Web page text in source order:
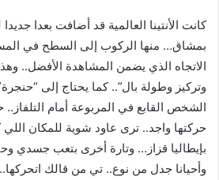
كانت الأنتينا العالمية قد أضافت بعدا جديدا
بمشاق… منها الركوب إلى السطح في
الاتجاه الذي يضمن المشاهدة الأفضل..
وتركيز وطولة بال”.. كما يحتاج إلى
الشخص القابع في المربوعة أمام التلفاز..
حركتها واجد.. ترى عاود شوية للمكان اللي
بإيطاليا قزاز… وتارة أخرى بتعب جسدي
وأحيانا جدل من نوع.. تي من قالك